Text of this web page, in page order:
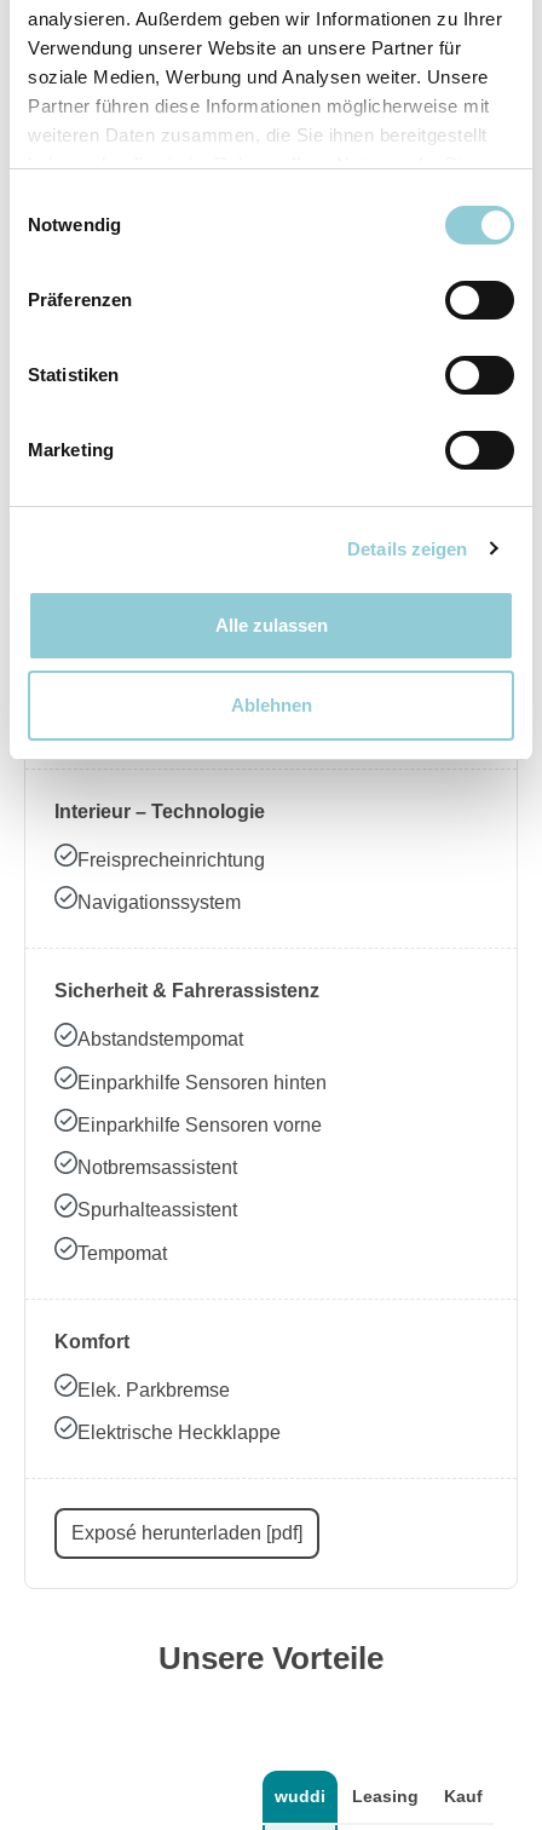
analysieren. Außerdem geben wir Informationen zu Ihrer
Verwendung unserer Website an unsere Partner für
soziale Medien, Werbung und Analysen weiter. Unsere
Partner führen diese Informationen möglicherweise mit
weiteren Daten zusammen, die Sie ihnen bereitgestellt
haben oder die sie im Rahmen Ihrer Nutzung der Dienste
Notwendig
Präferenzen
Statistiken
Marketing
Details zeigen
Alle zulassen
Ablehnen
Ausstattungslinie
N Line
Verfügbar ab
sofort
Fahrzeugkategorie
SUV/​Geländewagen/​
Pickup
110 kW (150 PS)
Ausstattung
Exterieur
Dachreling
Interieur – Komfort
Beheizbares Lenkrad
Interieur – Technologie
Freisprecheinrichtung
Navigationssystem
Sicherheit & Fahrerassistenz
Abstandstempomat
Einparkhilfe Sensoren hinten
Einparkhilfe Sensoren vorne
Notbremsassistent
Spurhalteassistent
Tempomat
Komfort
Elek. Parkbremse
Elektrische Heckklappe
Exposé herunterladen [pdf]
Unsere Vorteile
wuddi Leasing Kauf